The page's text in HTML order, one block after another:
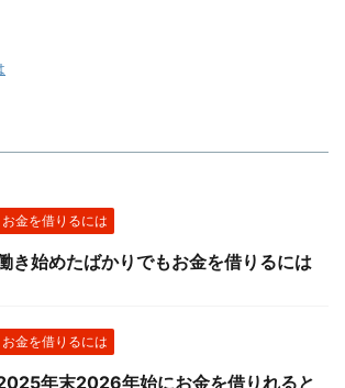
お金を借りるには
き始めたばかりでもお金を借りるには
お金を借りるには
年末2026年始にお金を借りれると